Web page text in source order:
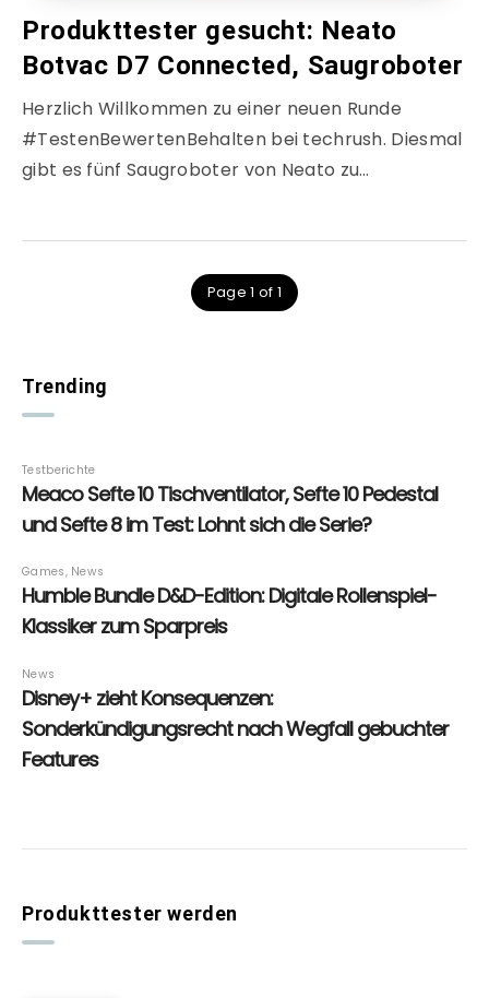
Produkttester gesucht: Neato
Botvac D7 Connected, Saugroboter
Herzlich Willkommen zu einer neuen Runde
#TestenBewertenBehalten bei techrush. Diesmal
gibt es fünf Saugroboter von Neato zu…
Page 1 of 1
Trending
Produkttester werden